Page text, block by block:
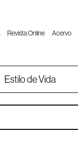
Revista Online Acervo
Estilo de Vida